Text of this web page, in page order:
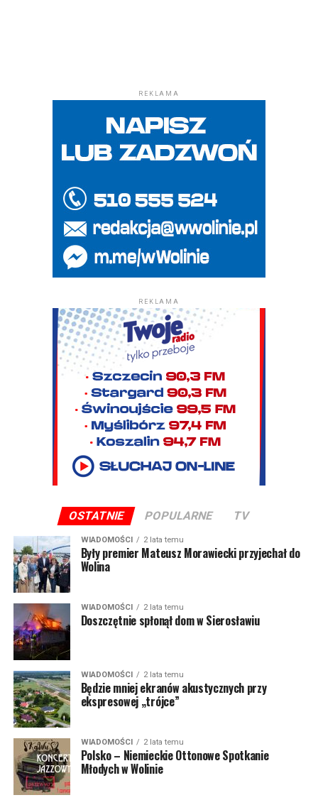
REKLAMA
REKLAMA
OSTATNIE POPULARNE TV
WIADOMOŚCI 2 lata temu
Były premier Mateusz Morawiecki przyjechał do
Wolina
WIADOMOŚCI 2 lata temu
Doszczętnie spłonął dom w Sierosławiu
WIADOMOŚCI 2 lata temu
Będzie mniej ekranów akustycznych przy
ekspresowej „trójce”
WIADOMOŚCI 2 lata temu
Polsko – Niemieckie Ottonowe Spotkanie
Młodych w Wolinie